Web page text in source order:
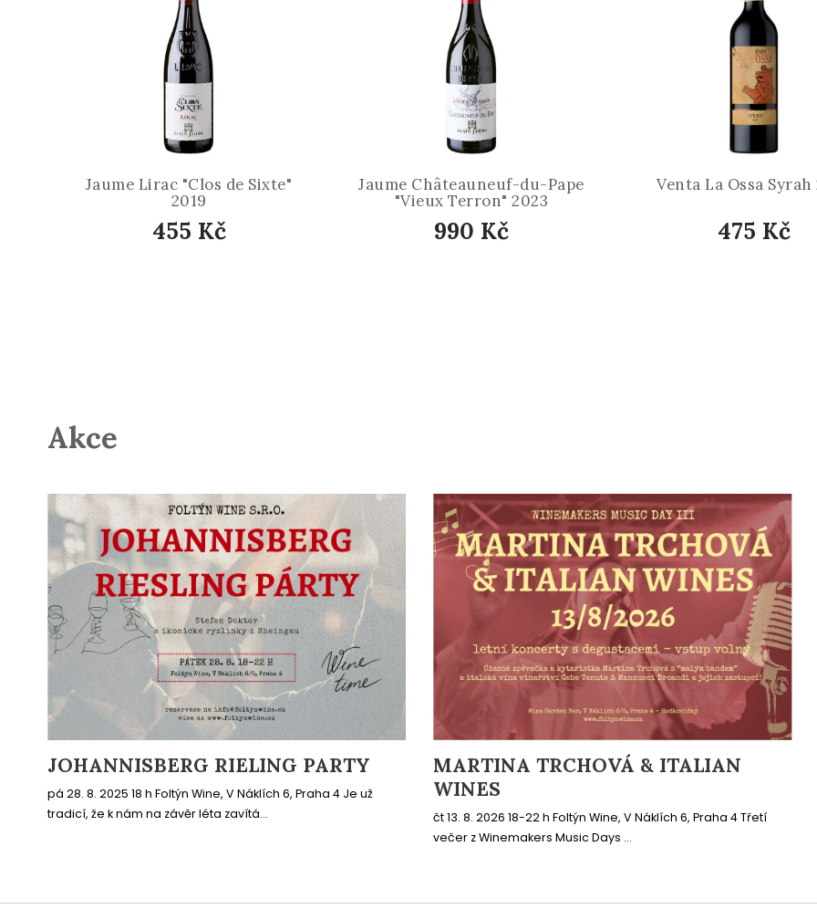
Jaume Lirac "Clos de Sixte"
2019
455 Kč
Jaume Châteauneuf-du-Pape
"Vieux Terron" 2023
990 Kč
Venta La Ossa Syrah
475 Kč
Akce
JOHANNISBERG RIELING PARTY
pá 28. 8. 2025 18 h Foltýn Wine, V Náklích 6, Praha 4 Je už
tradicí, že k nám na závěr léta zavítá...
MARTINA TRCHOVÁ & ITALIAN
WINES
čt 13. 8. 2026 18-22 h Foltýn Wine, V Náklích 6, Praha 4 Třetí
večer z Winemakers Music Days ...